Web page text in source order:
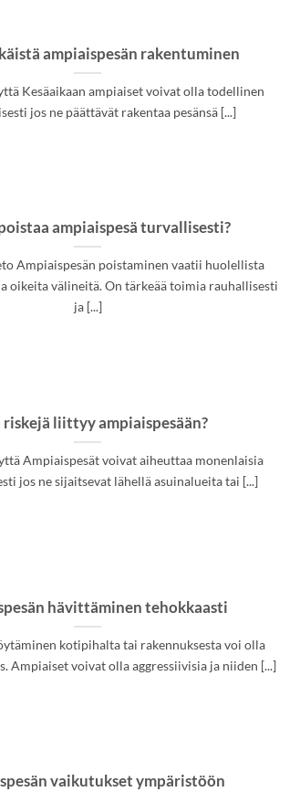
ampiaispesän rakentuminen
Kesäaikaan ampiaiset voivat olla todellinen
jos ne päättävät rakentaa pesänsä [...]
ampiaispesä turvallisesti?
Ampiaispesän poistaminen vaatii huolellista
oikeita välineitä. On tärkeää toimia rauhallisesti
ja [...]
liittyy ampiaispesään?
Ampiaispesät voivat aiheuttaa monenlaisia
jos ne sijaitsevat lähellä asuinalueita tai [...]
hävittäminen tehokkaasti
kotipihalta tai rakennuksesta voi olla
Ampiaiset voivat olla aggressiivisia ja niiden [...]
vaikutukset ympäristöön